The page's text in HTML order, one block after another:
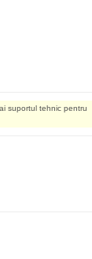
suportul tehnic pentru